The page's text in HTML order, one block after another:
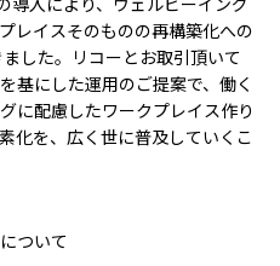
レイスそのものの再構築化への
した。リコーとお取引頂いて
基にした運用のご提案で、働く
に配慮したワークプレイス作り
化を、広く世に普及していくこ
ついて